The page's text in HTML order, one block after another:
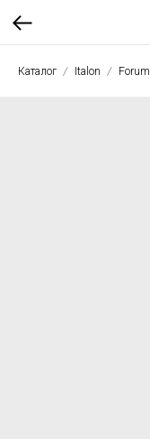
Каталог Italon Forum